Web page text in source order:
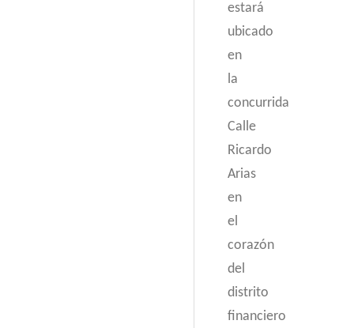
estará
ubicado
en
la
concurrida
Calle
Ricardo
Arias
en
el
corazón
del
distrito
financiero